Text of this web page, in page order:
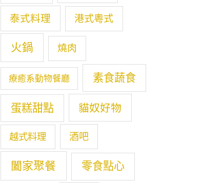
泰式料理 港式粵式
火鍋 燒肉
療癒系動物餐廳 素食蔬食
蛋糕甜點 貓奴好物
越式料理 酒吧
闔家聚餐 零食點心